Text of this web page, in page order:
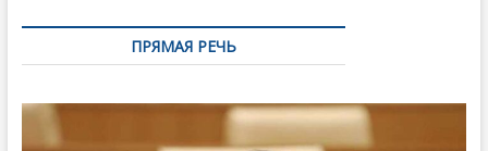
ПРЯМАЯ РЕЧЬ